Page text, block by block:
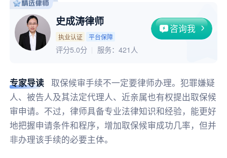
史成涛律师
执业认证 平台保障
咨询我
评分5.0分 服务： 421人
专家导读
取保候审手续不一定要律师办理。犯罪嫌疑
人、被告人及其法定代理人、近亲属也有权提出取保候
审申请。不过，律师具备专业法律知识和经验，能更好
地把握申请条件和程序，增加取保候审成功几率，但并
非办理该手续的必要主体。